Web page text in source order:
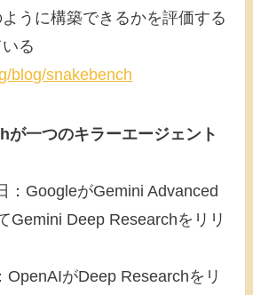
うに構築できるかを評価する
る
blog/snakebench
が一つのキラーエージェント
：GoogleがGemini Advanced
Gemini Deep Researchをリリ
OpenAIがDeep Researchをリ